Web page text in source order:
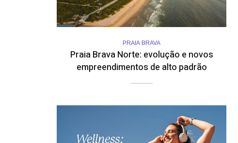
PRAIA BRAVA
Praia Brava Norte: evolução e novos
empreendimentos de alto padrão